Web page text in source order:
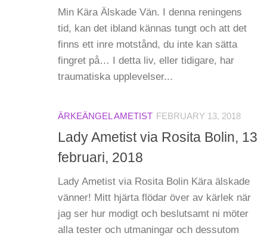
Min Kära Älskade Vän. I denna reningens
tid, kan det ibland kännas tungt och att det
finns ett inre motstånd, du inte kan sätta
fingret på… I detta liv, eller tidigare, har
traumatiska upplevelser...
ÄRKEÄNGEL AMETIST FEBRUARY 13, 2018
Lady Ametist via Rosita Bolin, 13
februari, 2018
Lady Ametist via Rosita Bolin Kära älskade
vänner! Mitt hjärta flödar över av kärlek när
jag ser hur modigt och beslutsamt ni möter
alla tester och utmaningar och dessutom